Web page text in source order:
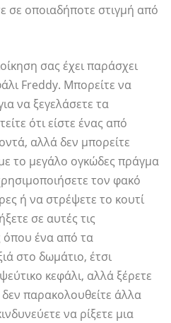
σε οποιαδήποτε στιγμή από
σας έχει παράσχει
Freddy. Μπορείτε να
να ξεγελάσετε τα
ότι είστε ένας από
αλλά δεν μπορείτε
το μεγάλο ογκώδες πράγμα
τον φακό
ή να στρέψετε το κουτί
σε αυτές τις
όπου ένα από τα
στο δωμάτιο, έτσι
κεφάλι, αλλά ξέρετε
παρακολουθείτε άλλα
να ρίξετε μια